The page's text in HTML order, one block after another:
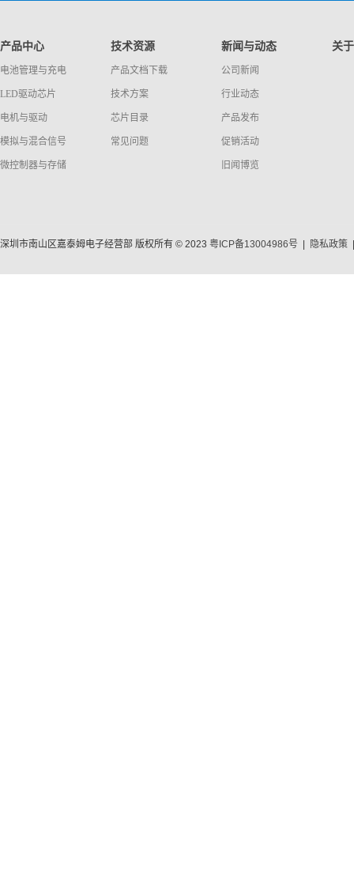
产品中心
电池管理与充电
LED驱动芯片
电机与驱动
模拟与混合信号
微控制器与存储
技术资源
产品文档下载
技术方案
芯片目录
常见问题
新闻与动态
公司新闻
行业动态
产品发布
促销活动
旧闻博览
关
深圳市南山区嘉泰姆电子经营部 版权所有 © 2023 粤ICP备13004986号 隐私政策